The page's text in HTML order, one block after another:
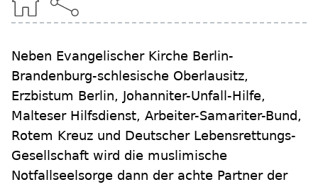
Neben Evangelischer Kirche Berlin-
Brandenburg-schlesische Oberlausitz,
Erzbistum Berlin, Johanniter-Unfall-Hilfe,
Malteser Hilfsdienst, Arbeiter-Samariter-Bund,
Rotem Kreuz und Deutscher Lebensrettungs-
Gesellschaft wird die muslimische
Notfallseelsorge dann der achte Partner der